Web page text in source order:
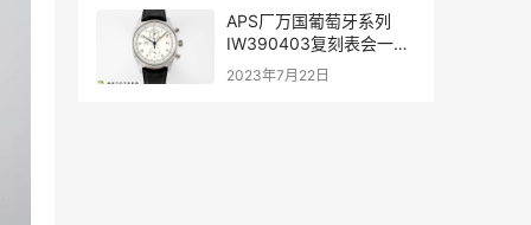
APS厂万国葡萄牙系列
IW390403复刻表会一眼
假吗-APS手表
2023年7月22日